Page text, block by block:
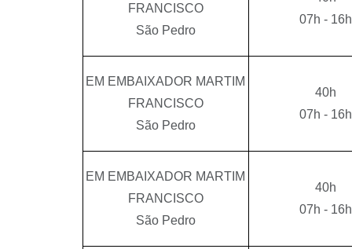
FRANCISCO
São Pedro
07h - 16h
EM EMBAIXADOR MARTIM
FRANCISCO
São Pedro
40h
07h - 16h
EM EMBAIXADOR MARTIM
FRANCISCO
São Pedro
40h
07h - 16h